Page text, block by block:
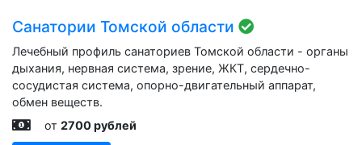
Санатории Томской области
Лечебный профиль санаториев Томской области - органы
дыхания, нервная система, зрение, ЖКТ, сердечно-
сосудистая система, опорно-двигательный аппарат,
обмен веществ.
от 2700 рублей